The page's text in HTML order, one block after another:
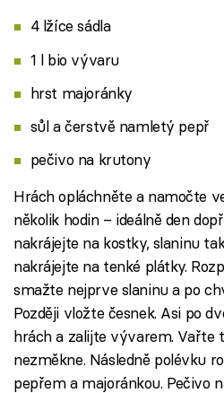
4 lžíce sádla
1 l bio vývaru
hrst majoránky
sůl a čerstvě namletý pepř
pečivo na krutony
Hrách opláchněte a namočte
několik hodin – ideálně den
nakrájejte na kostky, slaninu
nakrájejte na tenké plátky.
smažte nejprve slaninu a po
Později vložte česnek. Asi po
hrách a zalijte vývarem. Vařte
nezměkne. Následně polévku
pepřem a majoránkou. Pečivo